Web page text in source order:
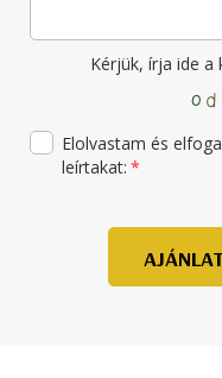
Kérjük, írja ide
Elolvastam és
leírtakat: *